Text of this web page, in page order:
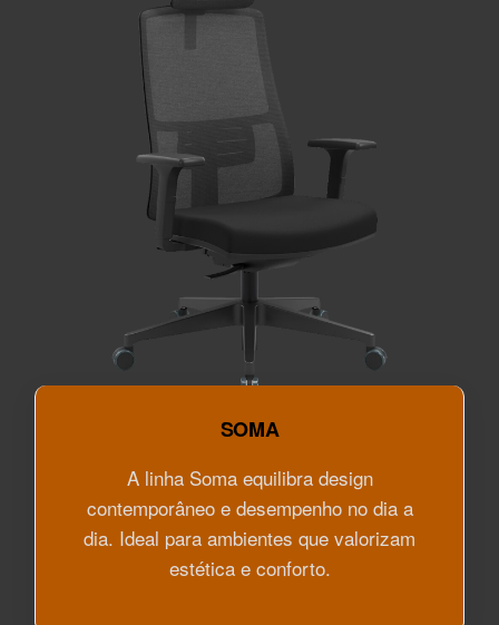
SOMA
A linha Soma equilibra design
contemporâneo e desempenho no dia a
dia. Ideal para ambientes que valorizam
estética e conforto.